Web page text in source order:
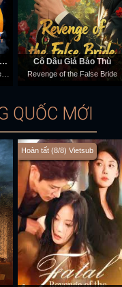
Huyền Thoại Aang: Tiết Khí Sư Cuối Cùng
Avatar: Aang, The Last Airbender
Cô Dâu Giả Báo Thù
Revenge of the False Bride
QUỐC MỚI
Hoàn tất (8/8) Vietsub